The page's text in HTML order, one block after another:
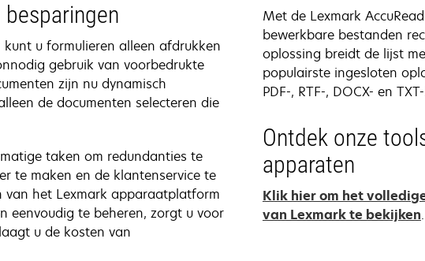
u formulieren alleen afdrukken
gebruik van voorbedrukte
zijn nu dynamisch
de documenten selecteren die
taken om redundanties te
te maken en de klantenservice te
van het Lexmark apparaatplatform
eenvoudig te beheren, zorgt u voor
u de kosten van
Met de Lexmark
bewerkbare bestanden
oplossing breidt de lijst
populairste ingesloten
PDF-, RTF-, DOCX- en
Ontdek onze
apparaten
Klik hier om het
van Lexmark te bekijken.